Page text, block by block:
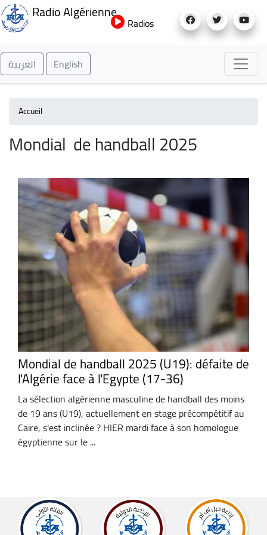
au
Radio Algérienne
Radios
العربية English
Accueil
Mondial de handball 2025
Mondial de handball 2025 (U19): défaite de
l'Algérie face à l'Egypte (17-36)
La sélection algérienne masculine de handball des moins
de 19 ans (U19), actuellement en stage précompétitif au
Caire, s'est inclinée ? HIER mardi face à son homologue
égyptienne sur le ...